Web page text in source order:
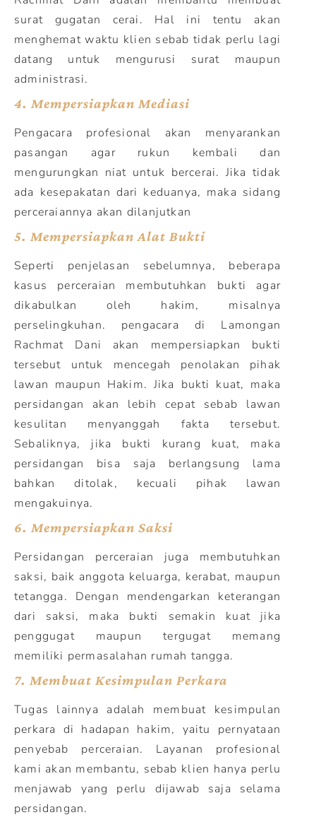
surat gugatan cerai. Hal ini tentu akan
menghemat waktu klien sebab tidak perlu lagi
datang untuk mengurusi surat maupun
administrasi.
4. Mempersiapkan Mediasi
Pengacara profesional akan menyarankan
pasangan agar rukun kembali dan
mengurungkan niat untuk bercerai. Jika tidak
ada kesepakatan dari keduanya, maka sidang
perceraiannya akan dilanjutkan
5. Mempersiapkan Alat Bukti
Seperti penjelasan sebelumnya, beberapa
kasus perceraian membutuhkan bukti agar
dikabulkan oleh hakim, misalnya
perselingkuhan. pengacara di Lamongan
Rachmat Dani akan mempersiapkan bukti
tersebut untuk mencegah penolakan pihak
lawan maupun Hakim. Jika bukti kuat, maka
persidangan akan lebih cepat sebab lawan
kesulitan menyanggah fakta tersebut.
Sebaliknya, jika bukti kurang kuat, maka
persidangan bisa saja berlangsung lama
bahkan ditolak, kecuali pihak lawan
mengakuinya.
6. Mempersiapkan Saksi
Persidangan perceraian juga membutuhkan
saksi, baik anggota keluarga, kerabat, maupun
tetangga. Dengan mendengarkan keterangan
dari saksi, maka bukti semakin kuat jika
penggugat maupun tergugat memang
memiliki permasalahan rumah tangga.
7. Membuat Kesimpulan Perkara
Tugas lainnya adalah membuat kesimpulan
perkara di hadapan hakim, yaitu pernyataan
penyebab perceraian. Layanan profesional
kami akan membantu, sebab klien hanya perlu
menjawab yang perlu dijawab saja selama
persidangan.